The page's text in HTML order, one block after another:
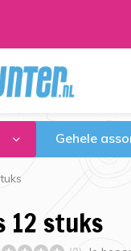
Gehele
12 stuks